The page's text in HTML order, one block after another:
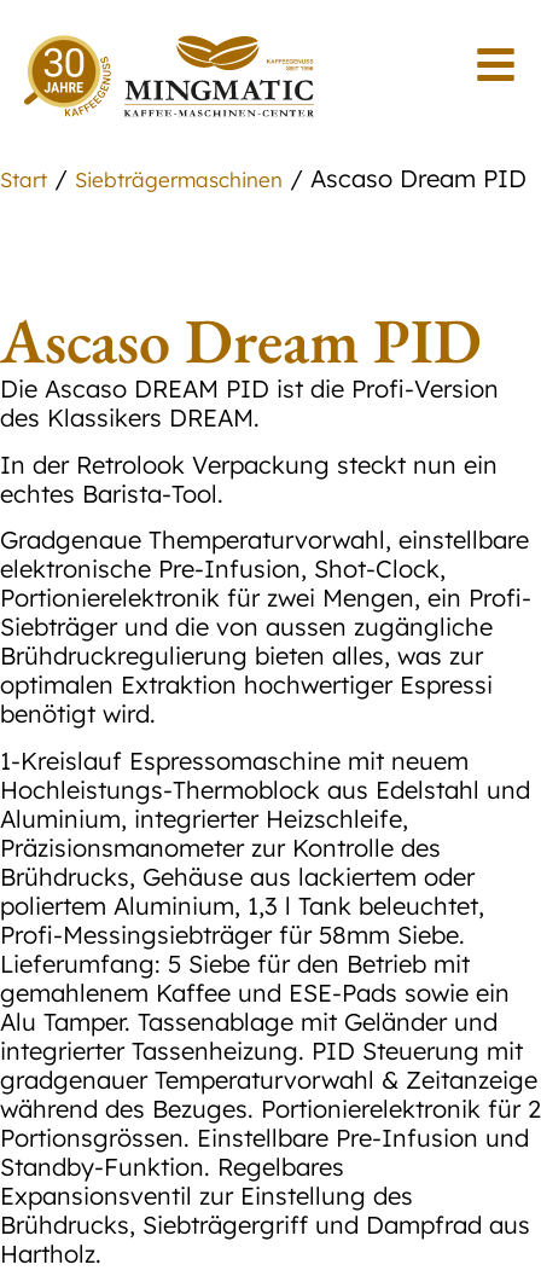
Start / Siebträgermaschinen / Ascaso Dream PID
Ascaso Dream PID
Die Ascaso DREAM PID ist die Profi-Version
des Klassikers DREAM.
In der Retrolook Verpackung steckt nun ein
echtes Barista-Tool.
Gradgenaue Themperaturvorwahl, einstellbare
elektronische Pre-Infusion, Shot-Clock,
Portionierelektronik für zwei Mengen, ein Profi-
Siebträger und die von aussen zugängliche
Brühdruckregulierung bieten alles, was zur
optimalen Extraktion hochwertiger Espressi
benötigt wird.
1-Kreislauf Espressomaschine mit neuem
Hochleistungs-Thermoblock aus Edelstahl und
Aluminium, integrierter Heizschleife,
Präzisionsmanometer zur Kontrolle des
Brühdrucks, Gehäuse aus lackiertem oder
poliertem Aluminium, 1,3 l Tank beleuchtet,
Profi-Messingsiebträger für 58mm Siebe.
Lieferumfang: 5 Siebe für den Betrieb mit
gemahlenem Kaffee und ESE-Pads sowie ein
Alu Tamper. Tassenablage mit Geländer und
integrierter Tassenheizung. PID Steuerung mit
gradgenauer Temperaturvorwahl & Zeitanzeige
während des Bezuges. Portionierelektronik für 2
Portionsgrössen. Einstellbare Pre-Infusion und
Standby-Funktion. Regelbares
Expansionsventil zur Einstellung des
Brühdrucks, Siebträgergriff und Dampfrad aus
Hartholz.